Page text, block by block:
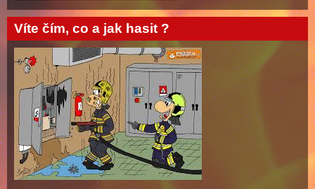
Víte čím, co a jak hasit ?